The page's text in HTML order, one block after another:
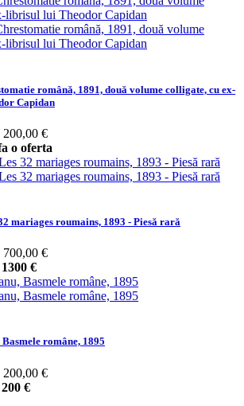
română, 1891, două volume colligate, cu ex-
Capidan
200,00 €
o oferta
mariages roumains, 1893 - Piesă rară
700,00 €
1300 €
române, 1895
200,00 €
200 €